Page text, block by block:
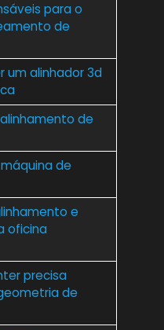
para o
de
um alinhador 3d
de
de
e
oficina
precisa
de